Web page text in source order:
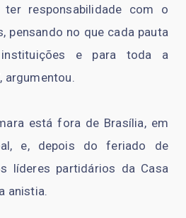
ter responsabilidade com o
pensando no que cada pauta
e para toda a
argumentou.
está fora de Brasília, em
e, depois do feriado de
líderes partidários da Casa
anistia.